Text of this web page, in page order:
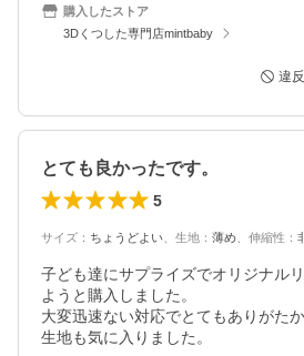
購入したストア
3Dくつした専門店mintbaby
違
とても良かったです。
5
サイズ ： ちょうどよい 生地 ： 薄め 伸縮性 ：
子ども達にサプライズでオリジナル
ようと購入しました。
大変迅速ない対応でとてもありがたか
生地も気に入りました。